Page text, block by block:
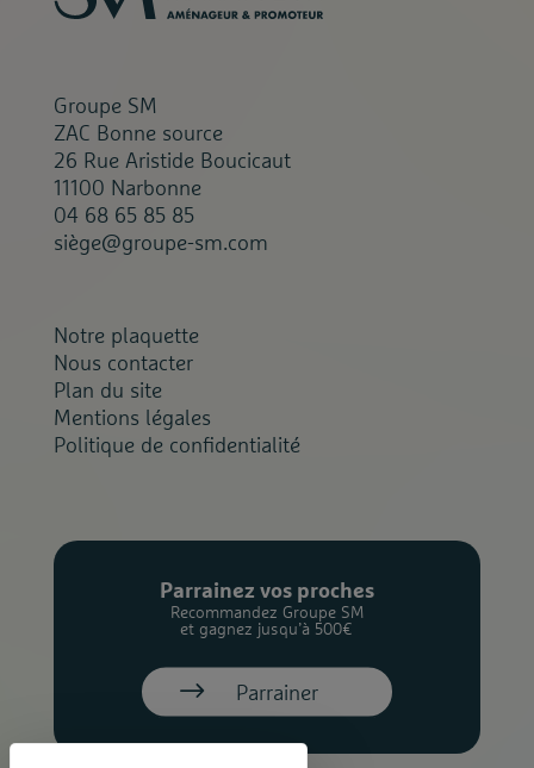
Groupe SM
ZAC Bonne source
26 Rue Aristide Boucicaut
11100 Narbonne
04 68 65 85 85
siège@groupe-sm.com
Notre plaquette
Nous contacter
Plan du site
Mentions légales
Politique de confidentialité
Parrainez vos proches
Recommandez Groupe SM
et gagnez jusqu’à 500€
Parrainer